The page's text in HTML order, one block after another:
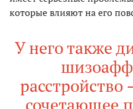
которые влияют на его
У него также
расстройство